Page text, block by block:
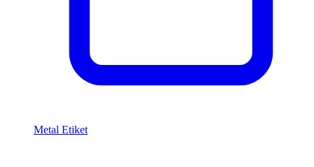
Metal Etiket